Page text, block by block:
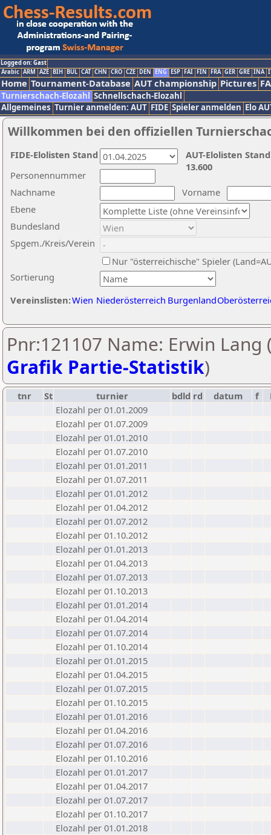
Logged on: Gast
Arabic ARM AZE BIH BUL CAT CHN CRO CZE DEN ENG ESP FAI FIN FRA GER GRE INA
Home Tournament-Database AUT championship Pictures
Turnierschach-Elozahl Schnellschach-Elozahl
Allgemeines Turnier anmelden: AUT FIDE Spieler anmelden Elo
Willkommen bei den offiziellen
Nachname
Vorname
Ebene
Sortierung
Personennummer
Bundesland
Spgem./Kreis/Verein
Nur "österreichische" Spieler
Vereinslisten:Wien Niederösterreich Burgenland
AUT-Elolisten
13.600
FIDE-Elolisten Stand
Pnr:121107 Name: Erwin Lang
Grafik Partie-Statistik)
tnr St turnier bdld rd datum f
Elozahl per 01.01.2009
Elozahl per 01.07.2009
Elozahl per 01.01.2010
Elozahl per 01.07.2010
Elozahl per 01.01.2011
Elozahl per 01.07.2011
Elozahl per 01.01.2012
Elozahl per 01.04.2012
Elozahl per 01.07.2012
Elozahl per 01.10.2012
Elozahl per 01.01.2013
Elozahl per 01.04.2013
Elozahl per 01.07.2013
Elozahl per 01.10.2013
Elozahl per 01.01.2014
Elozahl per 01.04.2014
Elozahl per 01.07.2014
Elozahl per 01.10.2014
Elozahl per 01.01.2015
Elozahl per 01.04.2015
Elozahl per 01.07.2015
Elozahl per 01.10.2015
Elozahl per 01.01.2016
Elozahl per 01.04.2016
Elozahl per 01.07.2016
Elozahl per 01.10.2016
Elozahl per 01.01.2017
Elozahl per 01.04.2017
Elozahl per 01.07.2017
Elozahl per 01.10.2017
Elozahl per 01.01.2018